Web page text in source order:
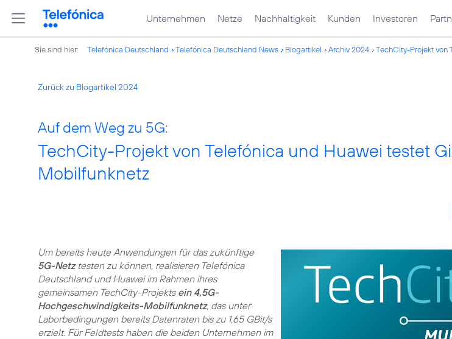
Unternehmen Netze Nachhaltigkeit Kunden Investoren
Sie sind hier: Telefónica Deutschland Telefónica Deutschland News Blogartikel Archiv 2024 TechCity-Projekt von
Zurück zu Blogartikel 2024
Auf dem Weg zu 5G:
TechCity-Projekt von Telefónica und Huawei testet
Mobilfunknetz
Um bereits heute Anwendungen für das zukünftige
5G-Netztesten zu können, realisieren Telefónica
Deutschland und Huawei im Rahmen ihres
gemeinsamen TechCity-Projekts ein 4,5G-
Hochgeschwindigkeits-Mobilfunknetz, das unter
Laborbedingungen bereits Datenraten bis zu 1,65 GBit/s
erzielt. Für Feldtests haben die beiden Unternehmen im